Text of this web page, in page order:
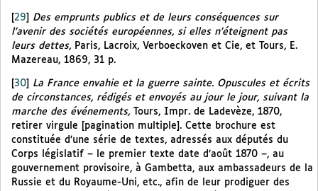
[29] Des emprunts publics et de leurs conséquences sur
l’avenir des sociétés européennes, si elles n’éteignent pas
leurs dettes, Paris, Lacroix, Verboeckoven et Cie, et Tours, E.
Mazereau, 1869, 31 p.
30
La France envahie et la guerre sainte. Opuscules et écrits
de circonstances, rédigés et envoyés au jour le jour, suivant la
marche des événements,
Tours, Impr. de Ladevèze, 1870,
retirer virgule [pagination multiple]. Cette brochure est
constituée d’une série de textes, adressés aux députés du
Corps législatif – le premier texte date d’août 1870 –, au
gouvernement provisoire, à Gambetta, aux ambassadeurs de la
Russie et du Royaume-Uni, etc., afin de leur prodiguer des